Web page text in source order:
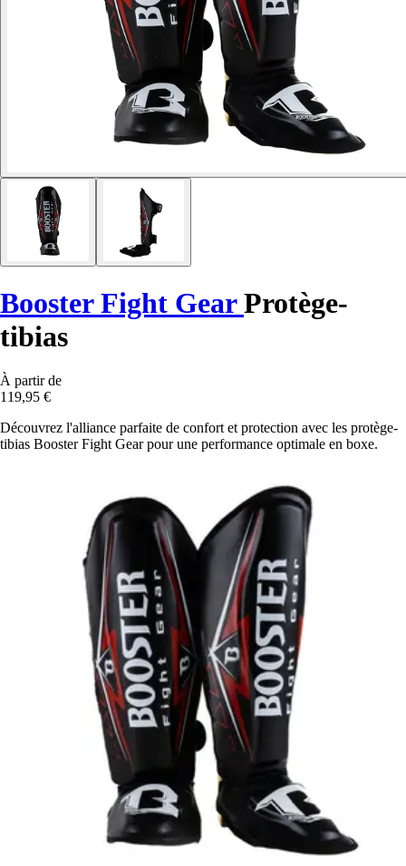
Booster Fight GearProtège-
tibias
À partir de
119,95 €
Découvrez l'alliance parfaite de confort et protection avec les protège-
tibias Booster Fight Gear pour une performance optimale en boxe.